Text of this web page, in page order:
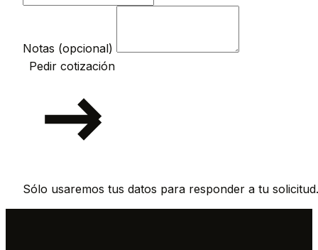
Notas (opcional)
Pedir cotización
Sólo usaremos tus datos para responder a tu solicitud.